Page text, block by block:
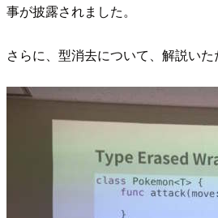
事が披露されました。
さらに、型消去について、解説いた